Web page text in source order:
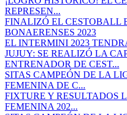
REPRESEN...
FINALIZÓ EL CESTOBALL
BONAERENSES 2023
EL INTERMINI 2023
JUJUY: SE REALIZÓ LA
ENTRENADOR DE CEST...
SITAS CAMPEÓN DE LA
FEMENINA DE C...
FIXTURE Y RESULTADOS
FEMENINA 202...